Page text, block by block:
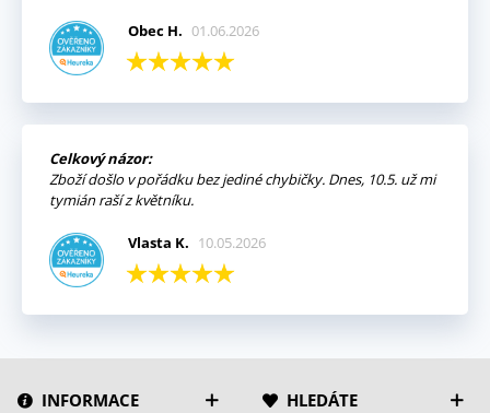
Obec H. 01.06.2026
Celkový názor:
Zboží došlo v pořádku bez jediné chybičky. Dnes, 10.5. už mi
tymián raší z květníku.
Vlasta K. 10.05.2026
INFORMACE HLEDÁTE